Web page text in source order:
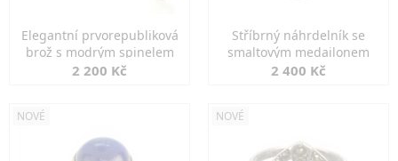
Elegantní prvorepubliková
brož s modrým spinelem
2 200 Kč
Stříbrný náhrdelník se
smaltovým medailonem
2 400 Kč
NOVÉ NOVÉ